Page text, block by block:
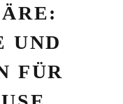
UND
FÜR